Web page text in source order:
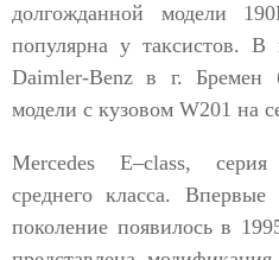
долгожданной модели
популярна у таксистов. В
Daimler-Benz в г. Бремен
модели с кузовом W201 на
Mercedes E–class, серия
среднего класса.
поколение появилось в